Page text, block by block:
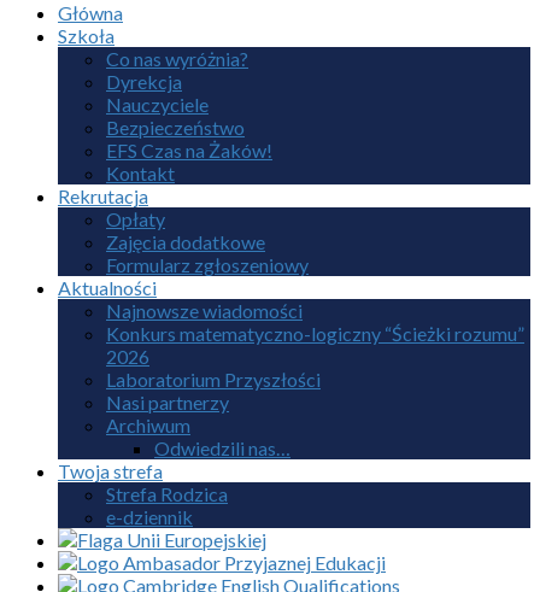
Główna
Szkoła
Co nas wyróżnia?
Dyrekcja
Nauczyciele
Bezpieczeństwo
EFS Czas na Żaków!
Kontakt
Rekrutacja
Opłaty
Zajęcia dodatkowe
Formularz zgłoszeniowy
Aktualności
Najnowsze wiadomości
Konkurs matematyczno-logiczny “Ścieżki rozumu”
2026
Laboratorium Przyszłości
Nasi partnerzy
Archiwum
Odwiedzili nas…
Twoja strefa
Strefa Rodzica
e-dziennik